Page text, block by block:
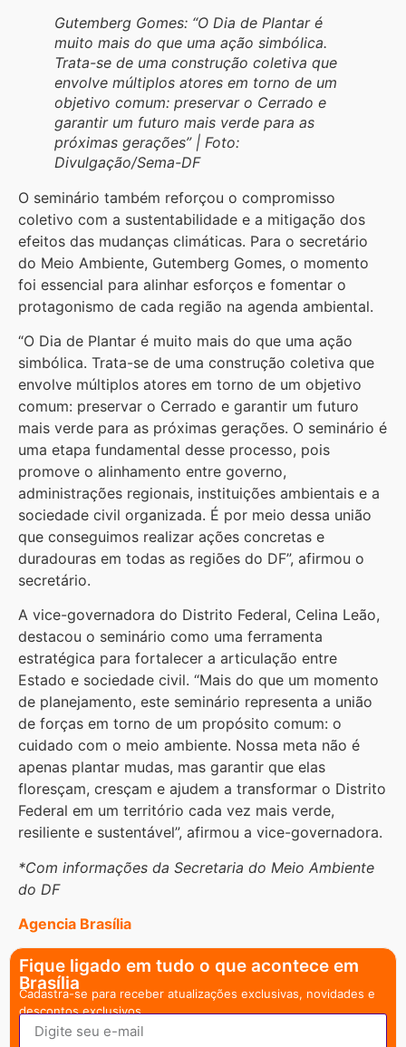
Gutemberg Gomes: “O Dia de Plantar é
muito mais do que uma ação simbólica.
Trata-se de uma construção coletiva que
envolve múltiplos atores em torno de um
objetivo comum: preservar o Cerrado e
garantir um futuro mais verde para as
próximas gerações” | Foto:
Divulgação/Sema-DF
O seminário também reforçou o compromisso
coletivo com a sustentabilidade e a mitigação dos
efeitos das mudanças climáticas. Para o secretário
do Meio Ambiente, Gutemberg Gomes, o momento
foi essencial para alinhar esforços e fomentar o
protagonismo de cada região na agenda ambiental.
“O Dia de Plantar é muito mais do que uma ação
simbólica. Trata-se de uma construção coletiva que
envolve múltiplos atores em torno de um objetivo
comum: preservar o Cerrado e garantir um futuro
mais verde para as próximas gerações. O seminário é
uma etapa fundamental desse processo, pois
promove o alinhamento entre governo,
administrações regionais, instituições ambientais e a
sociedade civil organizada. É por meio dessa união
que conseguimos realizar ações concretas e
duradouras em todas as regiões do DF”, afirmou o
secretário.
A vice-governadora do Distrito Federal, Celina Leão,
destacou o seminário como uma ferramenta
estratégica para fortalecer a articulação entre
Estado e sociedade civil. “Mais do que um momento
de planejamento, este seminário representa a união
de forças em torno de um propósito comum: o
cuidado com o meio ambiente. Nossa meta não é
apenas plantar mudas, mas garantir que elas
floresçam, cresçam e ajudem a transformar o Distrito
Federal em um território cada vez mais verde,
resiliente e sustentável”, afirmou a vice-governadora.
*Com informações da Secretaria do Meio Ambiente
do DF
Agencia Brasília
Fique ligado em tudo o que acontece em
Brasília
Cadastra-se para receber atualizações exclusivas, novidades e
descontos exclusivos.